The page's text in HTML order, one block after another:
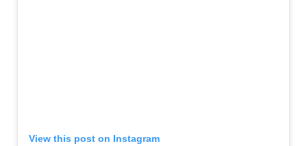
View this post on Instagram